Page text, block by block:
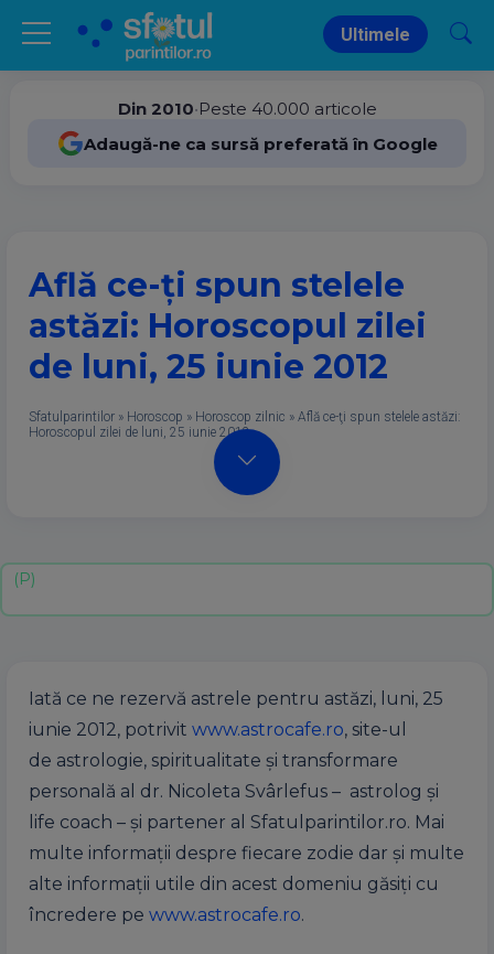
Ultimele
Din 2010•Peste 40.000 articole
Adaugă-ne ca sursă preferată în Google
Află ce-ţi spun stelele
astăzi: Horoscopul zilei
de luni, 25 iunie 2012
Sfatulparintilor » Horoscop » Horoscop zilnic » Află ce-ţi spun stelele astăzi:
Horoscopul zilei de luni, 25 iunie 2012
Iată ce ne rezervă astrele pentru astăzi, luni, 25
iunie 2012, potrivit www.astrocafe.ro, site-ul
de astrologie, spiritualitate şi transformare
personală al dr. Nicoleta Svârlefus – astrolog şi
life coach – şi partener al Sfatulparintilor.ro. Mai
multe informaţii despre fiecare zodie dar şi multe
alte informaţii utile din acest domeniu găsiţi cu
încredere pe www.astrocafe.ro.